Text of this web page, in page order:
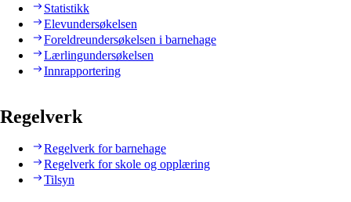
Statistikk
Elevundersøkelsen
Foreldreundersøkelsen i barnehage
Lærlingundersøkelsen
Innrapportering
Regelverk
Regelverk for barnehage
Regelverk for skole og opplæring
Tilsyn